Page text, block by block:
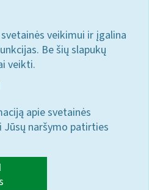
veikimui ir įgalina
Be šių slapukų
veikti.
apie svetainės
naršymo patirties